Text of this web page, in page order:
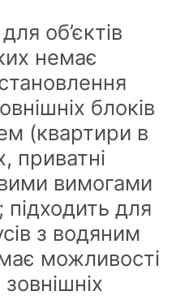
об’єктів
немає
блоків
(квартири в
приватні
вимогами
для
з водяним
можливості